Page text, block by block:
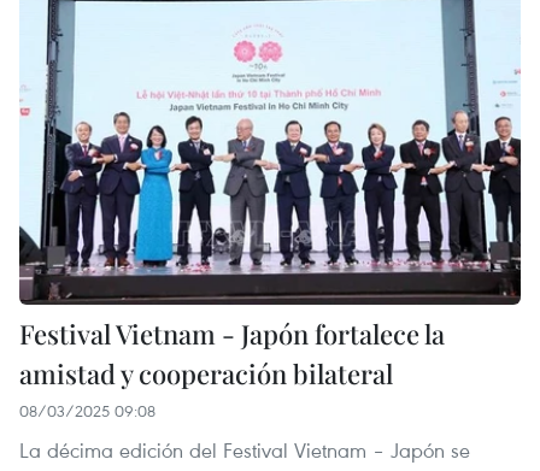
Festival Vietnam - Japón fortalece la
amistad y cooperación bilateral
08/03/2025 09:08
La décima edición del Festival Vietnam – Japón se